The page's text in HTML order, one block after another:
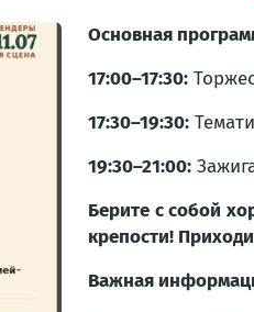
Основная
17:00–17:30:
17:30–19:30:
19:30–21:00:
Берите с собой
крепости!
Важная